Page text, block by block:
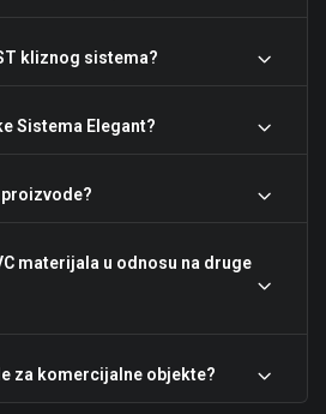
kliznog sistema?
Sistema Elegant?
materijala u odnosu na druge
za komercijalne objekte?